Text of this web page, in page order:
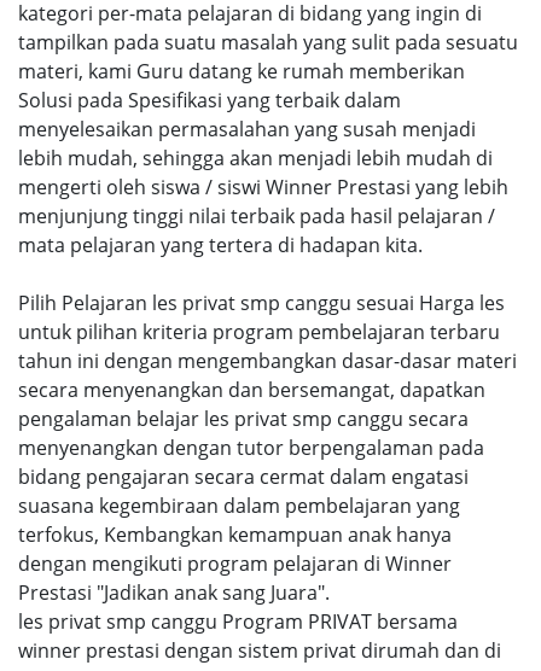
kategori per-mata pelajaran di bidang yang ingin di
tampilkan pada suatu masalah yang sulit pada sesuatu
materi, kami Guru datang ke rumah memberikan
Solusi pada Spesifikasi yang terbaik dalam
menyelesaikan permasalahan yang susah menjadi
lebih mudah, sehingga akan menjadi lebih mudah di
mengerti oleh siswa / siswi Winner Prestasi yang lebih
menjunjung tinggi nilai terbaik pada hasil pelajaran /
mata pelajaran yang tertera di hadapan kita.
Pilih Pelajaran les privat smp canggu sesuai Harga les
untuk pilihan kriteria program pembelajaran terbaru
tahun ini dengan mengembangkan dasar-dasar materi
secara menyenangkan dan bersemangat, dapatkan
pengalaman belajar les privat smp canggu secara
menyenangkan dengan tutor berpengalaman pada
bidang pengajaran secara cermat dalam engatasi
suasana kegembiraan dalam pembelajaran yang
terfokus, Kembangkan kemampuan anak hanya
dengan mengikuti program pelajaran di Winner
Prestasi "Jadikan anak sang Juara".
les privat smp canggu Program PRIVAT bersama
winner prestasi dengan sistem privat dirumah dan di